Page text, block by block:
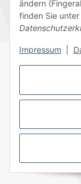
ändern
finden Sie unter
Impressum
Folge uns